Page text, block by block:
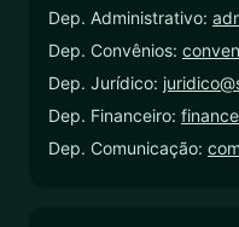
Dep. Administrativo:
Dep. Convênios:
Dep. Jurídico:
Dep. Financeiro:
Dep. Comunicação: